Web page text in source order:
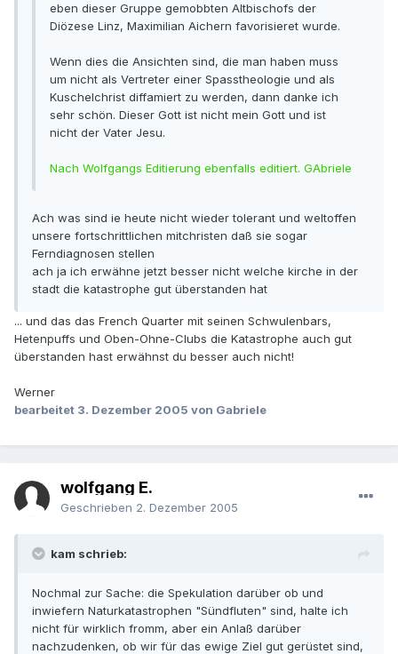
eben dieser Gruppe gemobbten Altbischofs der
Diözese Linz, Maximilian Aichern favorisieret wurde.
Wenn dies die Ansichten sind, die man haben muss
um nicht als Vertreter einer Spasstheologie und als
Kuschelchrist diffamiert zu werden, dann danke ich
sehr schön. Dieser Gott ist nicht mein Gott und ist
nicht der Vater Jesu.
Nach Wolfgangs Editierung ebenfalls editiert. GAbriele
Ach was sind ie heute nicht wieder tolerant und weltoffen
unsere fortschrittlichen mitchristen daß sie sogar
Ferndiagnosen stellen
ach ja ich erwähne jetzt besser nicht welche kirche in der
stadt die katastrophe gut überstanden hat
... und das das French Quarter mit seinen Schwulenbars,
Hetenpuffs und Oben-Ohne-Clubs die Katastrophe auch gut
überstanden hast erwähnst du besser auch nicht!
Werner
bearbeitet 3. Dezember 2005 von Gabriele
wolfgang E.
Geschrieben 2. Dezember 2005
kam schrieb:
Nochmal zur Sache: die Spekulation darüber ob und
inwiefern Naturkatastrophen "Sündfluten" sind, halte ich
nicht für wirklich fromm, aber ein Anlaß darüber
nachzudenken, ob wir für das ewige Ziel gut gerüstet sind,